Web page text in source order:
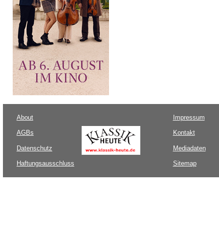
About
AGBs
Datenschutz
Haftungsausschluss
Impressum
Kontakt
Mediadaten
Sitemap